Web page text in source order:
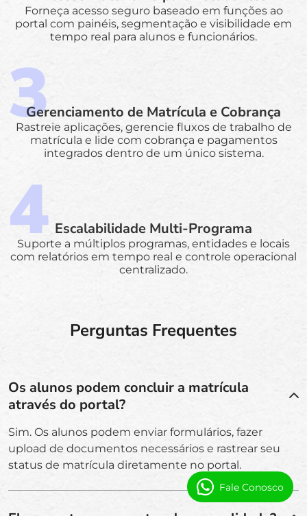
Forneça acesso seguro baseado em funções ao
portal com painéis, segmentação e visibilidade em
tempo real para alunos e funcionários.
Gerenciamento de Matrícula e Cobrança
Rastreie aplicações, gerencie fluxos de trabalho de
matrícula e lide com cobrança e pagamentos
integrados dentro de um único sistema.
Escalabilidade Multi-Programa
Suporte a múltiplos programas, entidades e locais
com relatórios em tempo real e controle operacional
centralizado.
Perguntas Frequentes
Os alunos podem concluir a matrícula
através do portal?
Sim. Os alunos podem enviar formulários, fazer
upload de documentos necessários e rastrear seu
status de matrícula diretamente no portal.
Fale Conosco